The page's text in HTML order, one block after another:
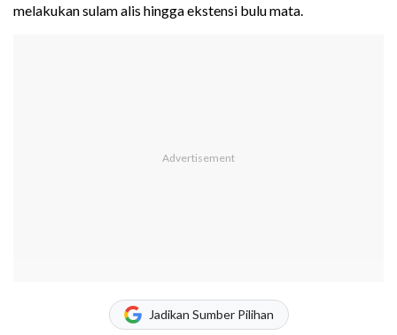
melakukan sulam alis hingga ekstensi bulu mata.
Jadikan Sumber Pilihan